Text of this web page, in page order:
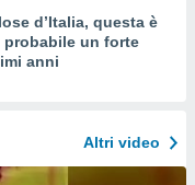
d’Italia, questa è
probabile un forte
anni
Altri video